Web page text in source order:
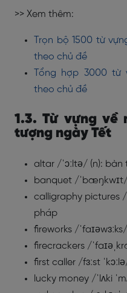
>> Xem thêm:
Trọn bộ 1500 từ
theo chủ đề
Tổng hợp 3000
theo chủ đề
1.3. Từ vựng về
tượng ngày Tết
altar /ˈɔːltə/ (n): bàn
banquet /
calligraphy pictures /
pháp
fireworks /
firecrackers /
first caller /fɜːst
lucky money /ˈlʌki